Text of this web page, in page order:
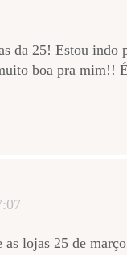
da 25! Estou indo
boa pra mim!!
lojas 25 de